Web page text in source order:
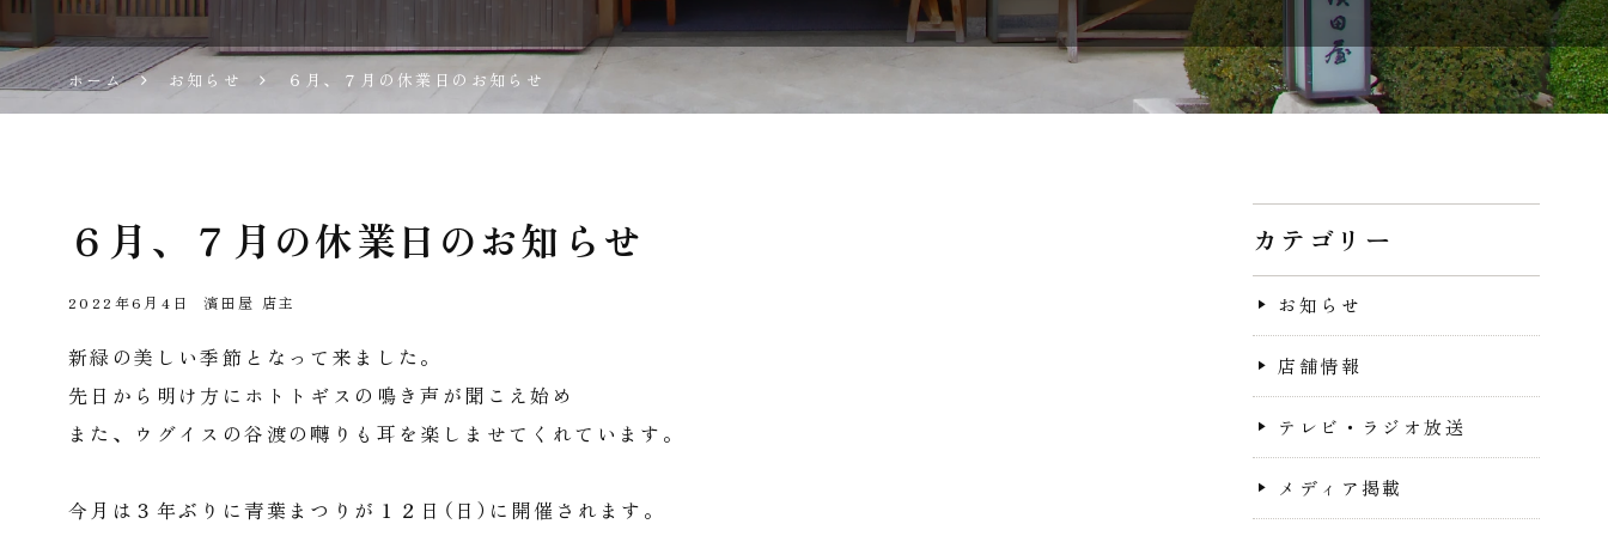
腐 濱
田屋
サイ
ト
ホーム お知らせ ６月、７月の休業日のお知らせ
６月、７月の休業日のお知らせ
2022年6月4日 濱田屋 店主
新緑の美しい季節となって来ました。
先日から明け方にホトトギスの鳴き声が聞こえ始め
また、ウグイスの谷渡の囀りも耳を楽しませてくれています。
今月は３年ぶりに青葉まつりが１２日（日）に開催されます。
カテゴリー
お知らせ
店舗情報
テレビ・ラジオ放送
メディア掲載